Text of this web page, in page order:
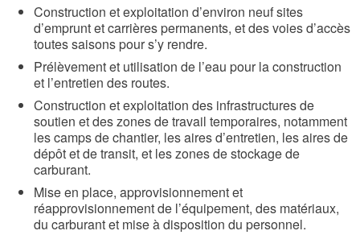
Construction et exploitation d’environ neuf sites
d’emprunt et carrières permanents, et des voies d’accès
toutes saisons pour s’y rendre.
Prélèvement et utilisation de l’eau pour la construction
et l’entretien des routes.
Construction et exploitation des infrastructures de
soutien et des zones de travail temporaires, notamment
les camps de chantier, les aires d’entretien, les aires de
dépôt et de transit, et les zones de stockage de
carburant.
Mise en place, approvisionnement et
réapprovisionnement de l’équipement, des matériaux,
du carburant et mise à disposition du personnel.